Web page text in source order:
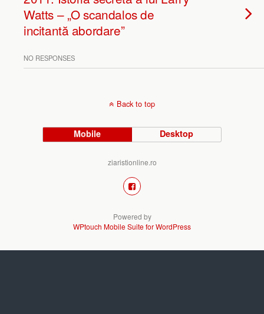
Watts – „O scandalos de
incitantă abordare”
NO RESPONSES
Back to top
Mobile Desktop
ziaristionline.ro
Powered by
WPtouch Mobile Suite for WordPress